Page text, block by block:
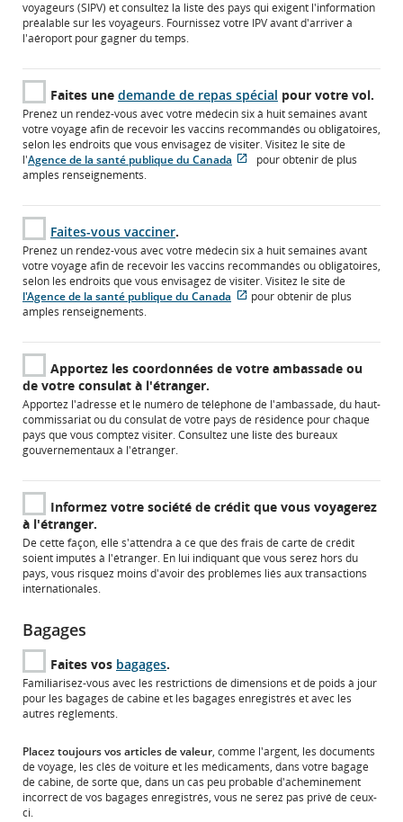
voyageurs (SIPV) et consultez la liste des pays qui exigent l'information
préalable sur les voyageurs. Fournissez votre IPV avant d'arriver à
l'aéroport pour gagner du temps.
Faites une demande de repas spécial pour votre vol.
Prenez un rendez-vous avec votre médecin six à huit semaines avant
votre voyage afin de recevoir les vaccins recommandés ou obligatoires,
selon les endroits que vous envisagez de visiter. Visitez le site de
l'Agence de la santé publique du Canada
S'ouvre
une
Site
externe
ne
pas
respecter
les
matière
ou
préférences
linguistiques.
pour obtenir de plus
amples renseignements.
S'ouvre
dans
une
nouvelle
fenêtre
Faites-vous vacciner.
Prenez un rendez-vous avec votre médecin six à huit semaines avant
votre voyage afin de recevoir les vaccins recommandés ou obligatoires,
selon les endroits que vous envisagez de visiter. Visitez le site de
l'Agence de la santé publique du Canada
Site
qui
ne
respecter
les
directives
d’accessibilité
les
linguistiques.
pour obtenir de plus
amples renseignements.
Apportez les coordonnées de votre ambassade ou
de votre consulat à l'étranger.
Apportez l'adresse et le numéro de téléphone de l'ambassade, du haut-
commissariat ou du consulat de votre pays de résidence pour chaque
pays que vous comptez visiter. Consultez une liste des bureaux
gouvernementaux à l'étrangerS'ouvre
une
fenêtre
.
Informez votre société de crédit que vous voyagerez
à l'étranger.
De cette façon, elle s'attendra à ce que des frais de carte de crédit
soient imputés à l'étranger. En lui indiquant que vous serez hors du
pays, vous risquez moins d'avoir des problèmes liés aux transactions
internationales.
Bagages
Faites vos bagages.
Familiarisez-vous avec les restrictions de dimensions et de poids à jour
pour les bagages de cabine et les bagages enregistrés et avec les
autres règlements.
Placez toujours vos articles de valeur, comme l'argent, les documents
de voyage, les clés de voiture et les médicaments, dans votre bagage
de cabine, de sorte que, dans un cas peu probable d'acheminement
incorrect de vos bagages enregistrés, vous ne serez pas privé de ceux-
ci.